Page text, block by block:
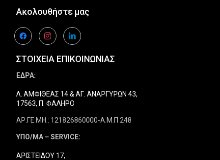
Ακολουθήστε μας
facebookinstagramlinkedin
ΣΤΟΙΧΕΙΑ ΕΠΙΚΟΙΝΩΝΙΑΣ
ΕΔΡΑ:
Λ. ΑΜΦΙΘΕΑΣ 14 & ΑΓ. ΑΝΑΡΓΥΡΩΝ 43,
17563, Π. ΦΑΛΗΡΟ
ΑΡ.ΓΕ.ΜΗ.: 121826860000-Α.Μ.Π 248
ΥΠΟ/ΜΑ – SERVICE:
ΑΡΙΣΤΕΙΔΟΥ 17,